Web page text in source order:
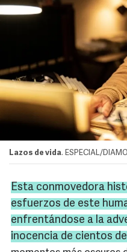
Lazos de vida. ESPECIAL/
Esta conmovedora
esfuerzos de este
enfrentándose a la
inocencia de cientos